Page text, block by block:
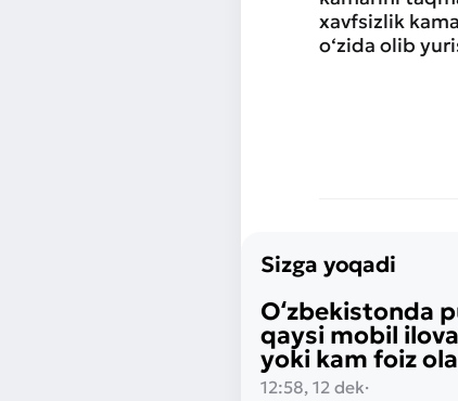
xavfsizlik
o‘zida olib
Sizga yoqadi
Oʻzbekistonda
qaysi mobil
yoki kam foiz
12:58, 12 dek·